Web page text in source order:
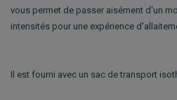
vous permet de passer aisément d'un
intensités pour une expérience
Il est fourni avec un sac de transport